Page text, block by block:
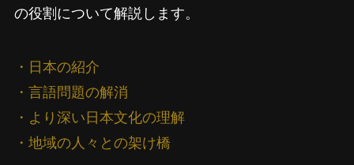
の役割について解説します。
・日本の紹介
・言語問題の解消
・より深い日本文化の理解
・地域の人々との架け橋